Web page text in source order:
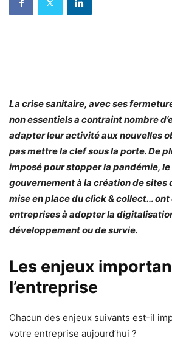
La crise sanitaire, avec ses
non essentiels a contraint nombre
adapter leur activité aux nouvelles
pas mettre la clef sous la porte. De
imposé pour stopper la pandémie,
gouvernement à la création de sites
mise en place du click & collect…
entreprises à adopter la
développement ou de survie.
Les enjeux
l’entreprise
Chacun des enjeux suivants est-il
votre entreprise aujourd’hui ?